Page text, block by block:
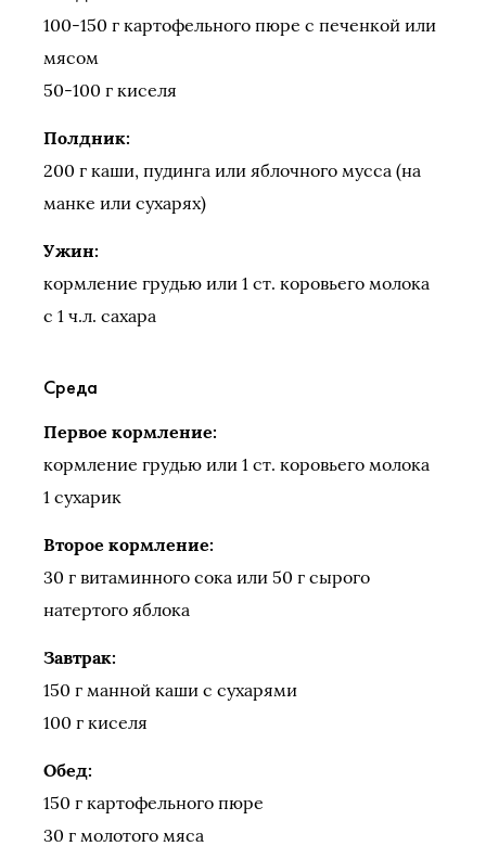
100-150 г картофельного пюре с печенкой или
мясом
50-100 г киселя
Полдник:
200 г каши, пудинга или яблочного мусса (на
манке или сухарях)
Ужин:
кормление грудью или 1 ст. коровьего молока
с 1 ч.л. сахара
Среда
Первое кормление:
кормление грудью или 1 ст. коровьего молока
1 сухарик
Второе кормление:
30 г витаминного сока или 50 г сырого
натертого яблока
Завтрак:
150 г манной каши с сухарями
100 г киселя
Обед:
150 г картофельного пюре
30 г молотого мяса